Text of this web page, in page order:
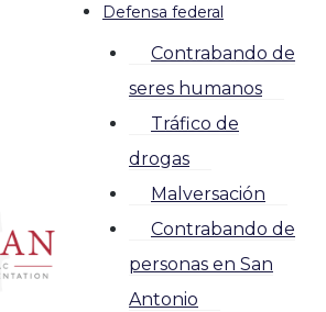
Defensa federal
Contrabando de
seres humanos
Tráfico de
drogas
Malversación
Contrabando de
personas en San
Antonio